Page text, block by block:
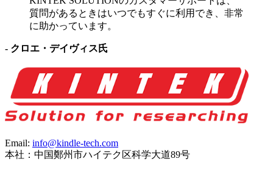
質問があるときはいつでもすぐに利用でき、非常
に助かっています。
- クロエ・デイヴィス氏
Email: info@kindle-tech.com
本社：中国鄭州市ハイテク区科学大道89号